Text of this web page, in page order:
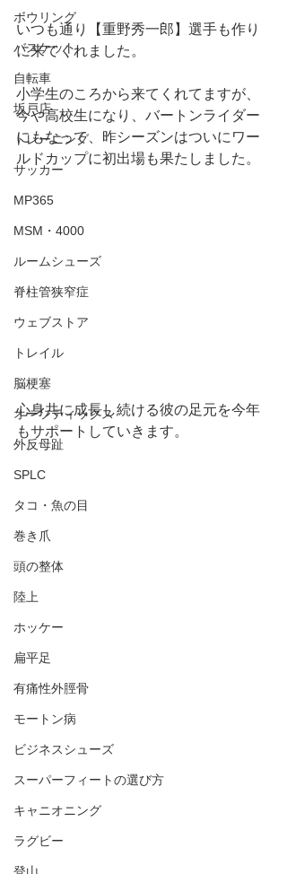
ボウリング
バスケット
自転車
坂戸店
トレーニング
サッカー
MP365
MSM・4000
ルームシューズ
脊柱管狭窄症
ウェブストア
トレイル
脳梗塞
オーソティックス
外反母趾
SPLC
タコ・魚の目
巻き爪
頭の整体
陸上
ホッケー
扁平足
有痛性外脛骨
モートン病
ビジネスシューズ
スーパーフィートの選び方
キャニオニング
ラグビー
いつも通り【重野秀一郎】選手も作り
に来てくれました。
小学生のころから来てくれてますが、
今や高校生になり、バートンライダー
にもなって、昨シーズンはついにワー
ルドカップに初出場も果たしました。
心身共に成長し続ける彼の足元を今年
もサポートしていきます。